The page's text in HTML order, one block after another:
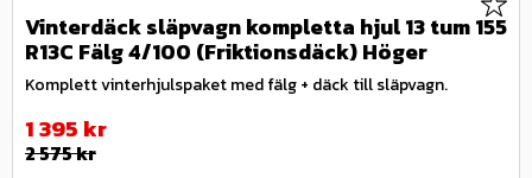
Vinterdäck släpvagn kompletta hjul 13 tum 155
R13C Fälg 4/100 (Friktionsdäck) Höger
Komplett vinterhjulspaket med fälg + däck till släpvagn.
Nedsatt pris:
1 395 kr
Ordinarie pris:
2 575kr